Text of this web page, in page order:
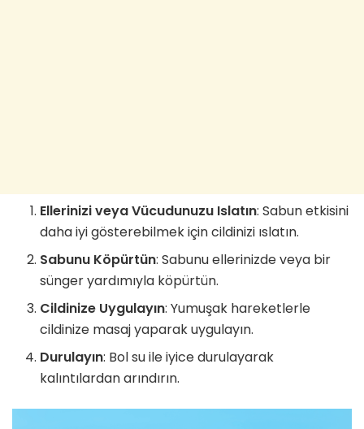
Ellerinizi veya Vücudunuzu Islatın: Sabun etkisini
daha iyi gösterebilmek için cildinizi ıslatın.
Sabunu Köpürtün: Sabunu ellerinizde veya bir
sünger yardımıyla köpürtün.
Cildinize Uygulayın: Yumuşak hareketlerle
cildinize masaj yaparak uygulayın.
Durulayın: Bol su ile iyice durulayarak
kalıntılardan arındırın.